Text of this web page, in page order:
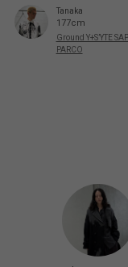
Tanaka
177cm
Ground Y+S’YTE
PARCO